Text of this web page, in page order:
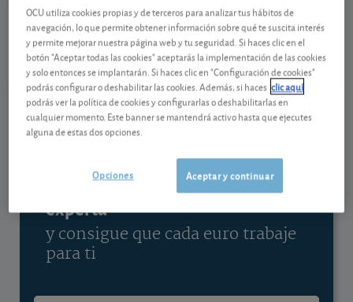
L'Oréal
FR0000120321
07/08/2026 París
385,90 EUR
-4,5 EUR (-1,15 %)
Ver detalladamente
Contenido reservado a SOCIOS
Gestiona tu dinero con visión
experta
y consigue que cada euro trabaje
para ti
OCU utiliza cookies propias y de terceros para analizar tus hábitos de
navegación, lo que permite obtener información sobre qué te suscita interés
y permite mejorar nuestra página web y tu seguridad. Si haces clic en el
botón "Aceptar todas las cookies" aceptarás la implementación de las cookies
y solo entonces se implantarán. Si haces clic en "Configuración de cookies"
podrás configurar o deshabilitar las cookies. Además, si haces clic aquí
podrás ver la política de cookies y configurarlas o deshabilitarlas en
cualquier momento. Este banner se mantendrá activo hasta que ejecutes
alguna de estas dos opciones.
Aceptar y continuar
Opciones